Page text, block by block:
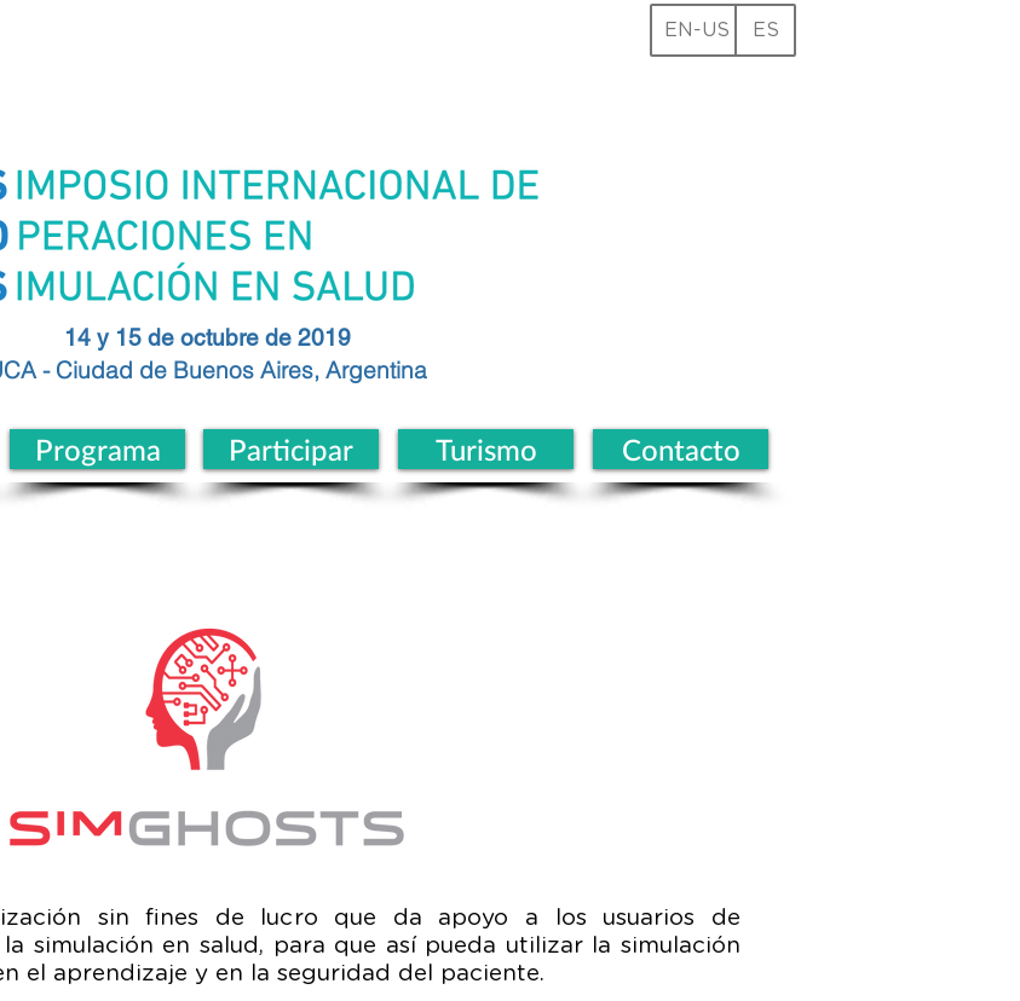
EN-US ES
14 y 15 de octubre de 2019
- Ciudad de Buenos Aires, Argentina
Programa Participar Turismo Contacto
sin fines de lucro que da apoyo a los usuarios de
simulación en salud, para que así pueda utilizar la simulación
el aprendizaje y en la seguridad del paciente.